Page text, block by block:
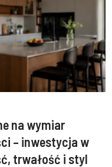
na wymiar
– inwestycja w
trwałość i styl